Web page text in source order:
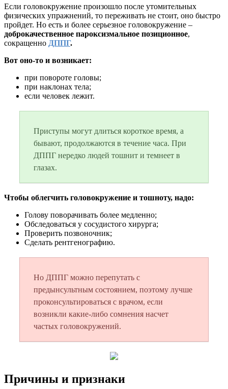
Если головокружение произошло после утомительных
физических упражнений, то переживать не стоит, оно быстро
пройдет. Но есть и более серьезное головокружение –
доброкачественное пароксизмальное позиционное,
сокращенно ДППГ.
Вот оно-то и возникает:
при повороте головы;
при наклонах тела;
если человек лежит.
Приступы могут длиться короткое время, а
бывают, продолжаются в течение часа. При
ДППГ нередко людей тошнит и темнеет в
глазах.
Чтобы облегчить головокружение и тошноту, надо:
Голову поворачивать более медленно;
Обследоваться у сосудистого хирурга;
Проверить позвоночник;
Сделать рентгенографию.
Но ДППГ можно перепутать с
предынсультным состоянием, поэтому лучше
проконсультироваться с врачом, если
возникли какие-либо сомнения насчет
частых головокружений.
Причины и признаки